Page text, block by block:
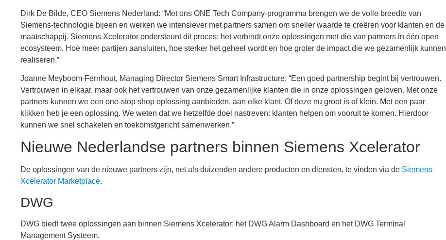
Dirk De Bilde, CEO Siemens Nederland: “Met ons ONE Tech Company-programma brengen we de volle breedte van
Siemens-technologie bijeen en werken we intensiever met partners samen om sneller waarde te creëren voor klanten en de
maatschappij. Siemens Xcelerator ondersteunt dit proces: het verbindt onze oplossingen met die van partners in één open
ecosysteem. Hoe meer partijen aansluiten, hoe sterker het geheel wordt en hoe groter de impact die we gezamenlijk kunnen
realiseren.”
Joanne Meyboom-Fernhout, Managing Director Siemens Smart Infrastructure: “Een goed partnership begint bij vertrouwen.
Vertrouwen in elkaar, maar ook het vertrouwen van onze gezamenlijke klanten die in onze oplossingen geloven. Met onze
partners kunnen we een one-stop shop oplossing aanbieden, aan elke klant. Of deze nu groot is of klein. Met een paar
klikken heb je een oplossing. We weten dat we hetzelfde doel nastreven: klanten helpen om vooruit te komen. Hierdoor
kunnen we snel schakelen en toekomstgericht samenwerken.”
Nieuwe Nederlandse partners binnen Siemens Xcelerator
De oplossingen van de nieuwe partners zijn, net als duizenden andere producten en diensten, te vinden via de Siemens
Xcelerator Marketplace.
DWG
DWG biedt twee oplossingen aan binnen Siemens Xcelerator: het DWG Alarm Dashboard en het DWG Terminal
Management Systeem.